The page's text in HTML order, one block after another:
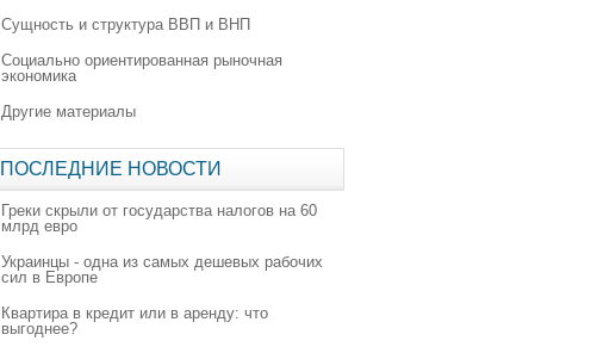
Сущность и структура ВВП и ВНП
Социально ориентированная рыночная
экономика
Другие материалы
ПОСЛЕДНИЕ НОВОСТИ
Греки скрыли от государства налогов на 60
млрд евро
Украинцы - одна из самых дешевых рабочих
сил в Европе
Квартира в кредит или в аренду: что
выгоднее?